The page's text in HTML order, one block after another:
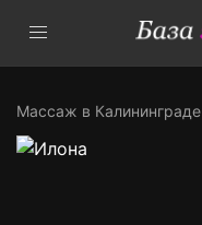
Массаж в Калининграде